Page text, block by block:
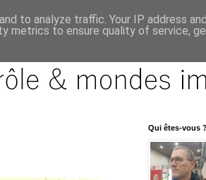
Qui êtes-vous ?
to analyze traffic. Your IP address
metrics to ensure quality of service,